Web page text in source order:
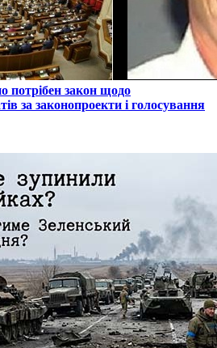
потрібен закон щодо
за законопроекти і голосування